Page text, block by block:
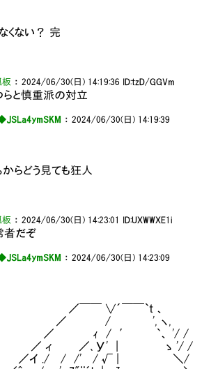
くない？ 完
板 ：2024/06/30(日) 14:19:36 ID:tzD/GGVm
と慎重派の対立
：2024/06/30(日) 14:19:39
らどう見ても狂人
板 ：2024/06/30(日) 14:23:01 ID:UXWWXE1i
者だぞ
：2024/06/30(日) 14:23:09
∨´￣￣`t 、
/ ', ヽ,
/ ′ `、 '/ /
／､У' | ゝ '/ /
./ / /' / √ | ＼/